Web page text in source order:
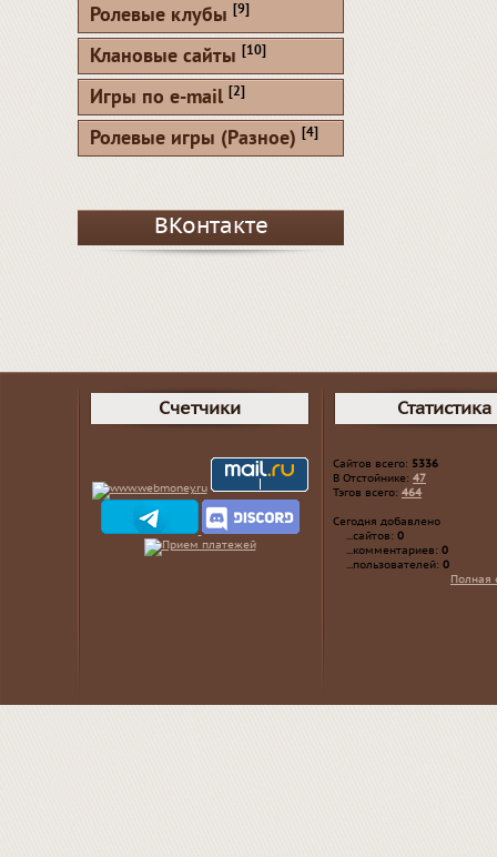
Ролевые клубы [9]
Клановые сайты [10]
Игры по e-mail [2]
Ролевые игры (Разное) [4]
ВКонтакте
Счетчики Статистика
Сайтов всего: 5336
В Отстойнике: 47
Тэгов всего: 464
Сегодня добавлено
...сайтов: 0
...комментариев: 0
...пользователей: 0
Полная